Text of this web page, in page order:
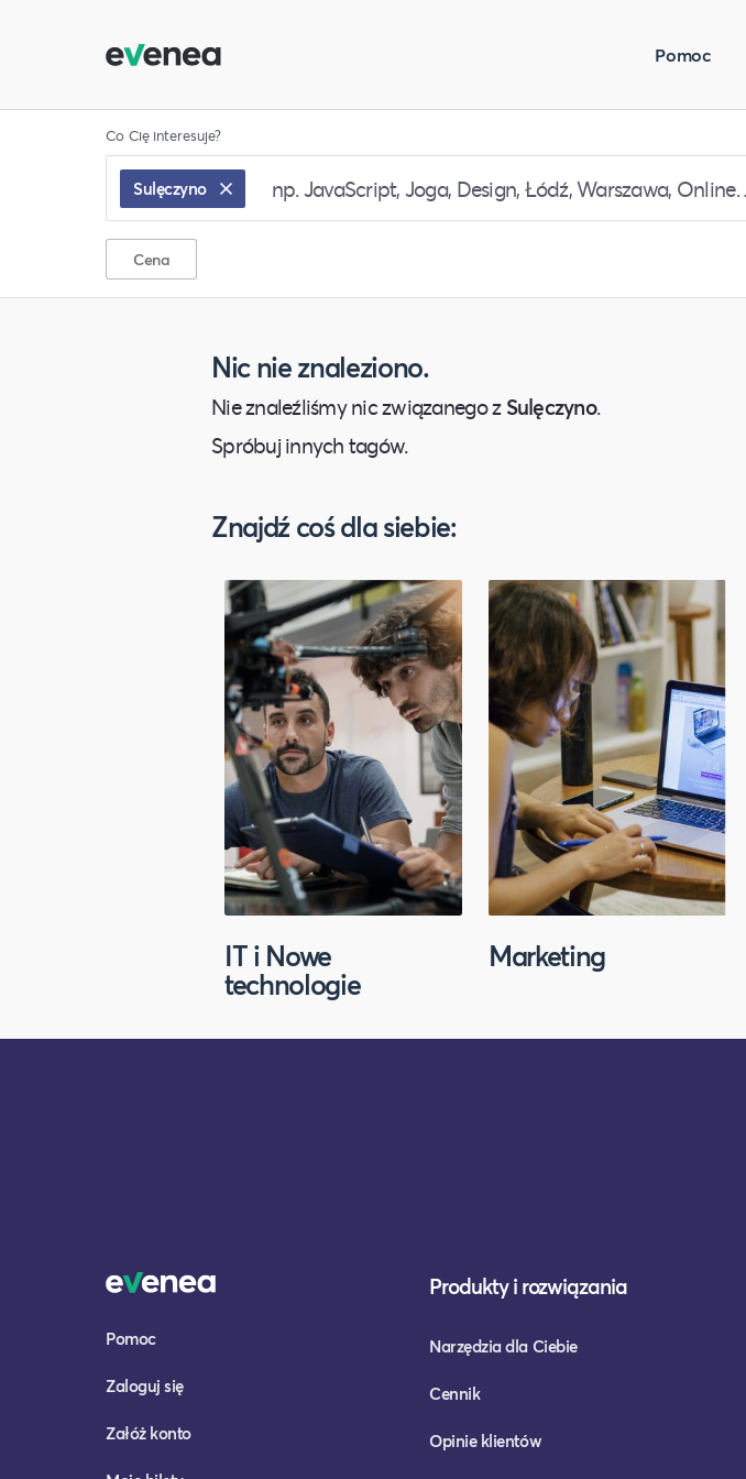
Pomoc
Co Cię interesuje?
Sulęczyno
Cena
Nic nie znaleziono.
Nie znaleźliśmy nic związanego z Sulęczyno.
Spróbuj innych tagów.
Znajdź coś dla siebie:
IT i Nowe
technologie
Marketing
Pomoc
Zaloguj się
Załóż konto
Produkty i rozwiązania
Narzędzia dla Ciebie
Cennik
Opinie klientów